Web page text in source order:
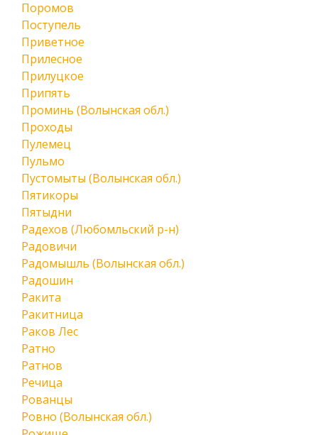
Поромов
Поступель
Приветное
Прилесное
Прилуцкое
Припять
Проминь (Волынская обл.)
Проходы
Пулемец
Пульмо
Пустомыты (Волынская обл.)
Пятикоры
Пятыдни
Радехов (Любомльский р-н)
Радовичи
Радомышль (Волынская обл.)
Радошин
Ракита
Ракитница
Раков Лес
Ратно
Ратнов
Речица
Рованцы
Ровно (Волынская обл.)